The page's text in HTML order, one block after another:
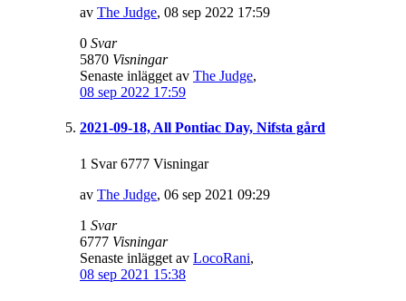
av The Judge, 08 sep 2022 17:59
0 Svar
5870 Visningar
Senaste inlägget av The Judge,
08 sep 2022 17:59
2021-09-18, All Pontiac Day, Nifsta gård
1 Svar 6777 Visningar
av The Judge, 06 sep 2021 09:29
1 Svar
6777 Visningar
Senaste inlägget av LocoRani,
08 sep 2021 15:38